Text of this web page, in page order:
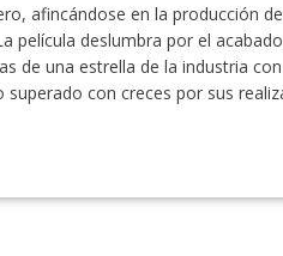
afincándose en la producción
película deslumbra por el
de una estrella de la industria
superado con creces por sus